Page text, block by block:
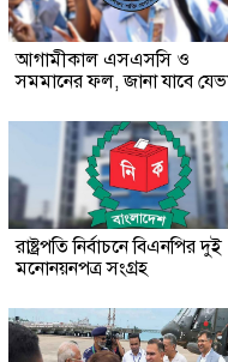
আগামীকাল এসএসসি ও
সমমানের ফল, জানা যাবে
রাষ্ট্রপতি নির্বাচনে বিএনপির দুই
মনোনয়নপত্র সংগ্রহ